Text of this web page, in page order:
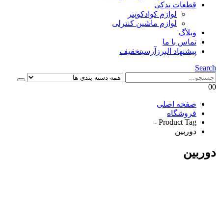
قطعات یدکی
لوازم کوادکوپتر
لوازم ماشین کنترلی
وبلاگ
تماس با ما
پیشنهاد البرزآرسیتخفیف
Search
00
صفحه اصلی
فروشگاه
Product Tag -
دوربین
دوربین